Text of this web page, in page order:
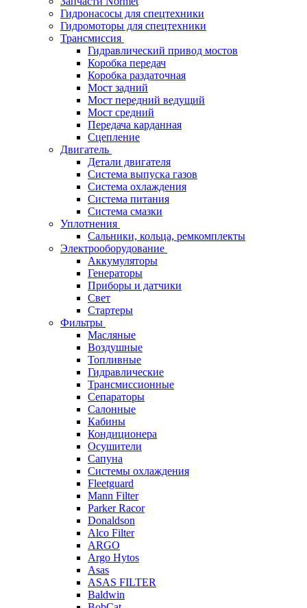
Гидронасосы для спецтехники
Гидромоторы для спецтехники
Трансмиссия
Гидравлический привод мостов
Коробка передач
Коробка раздаточная
Мост задний
Мост передний ведущий
Мост средний
Передача карданная
Сцепление
Двигатель
Детали двигателя
Система выпуска газов
Система охлаждения
Система питания
Система смазки
Уплотнения
Сальники, кольца, ремкомплекты
Электрооборудование
Аккумуляторы
Генераторы
Приборы и датчики
Свет
Стартеры
Фильтры
Масляные
Воздушные
Топливные
Гидравлические
Трансмиссионные
Сепараторы
Салонные
Кабины
Кондиционера
Осушители
Сапуна
Системы охлаждения
Fleetguard
Mann Filter
Parker Racor
Donaldson
Alco Filter
ARGO
Argo Hytos
Asas
ASAS FILTER
Baldwin